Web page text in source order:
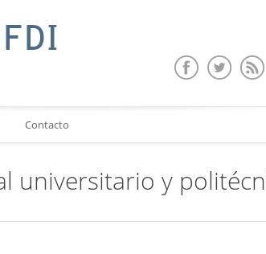
Contacto
universitario y